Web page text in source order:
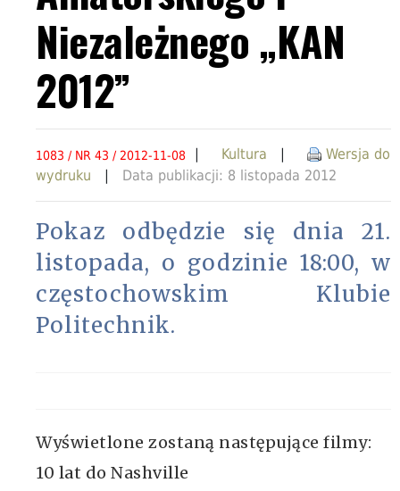
Niezależnego „KAN
2012”
1083 / NR 43 / 2012-11-08 | Kultura |
Wersja do
wydruku
| Data publikacji: 8 listopada 2012
Pokaz odbędzie się dnia 21.
listopada, o godzinie 18:00, w
częstochowskim Klubie
Politechnik.
Wyświetlone zostaną następujące filmy:
10 lat do Nashville